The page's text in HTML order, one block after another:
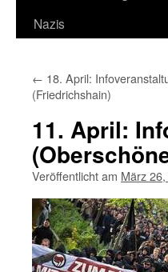
Nazis
← 18. April:
(Friedrichshain)
11. April:
Veröffentlicht am März